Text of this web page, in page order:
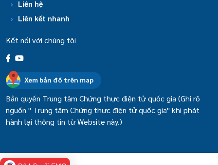
Liên hệ
Liên kết nhanh
Kết nối với chúng tôi
Xem bản đồ trên map
Bản quyền Trung tâm Chứng thực điện tử quốc gia (Ghi rõ
nguồn " Trung tâm Chứng thực điện tử quốc gia" khi phát
hành lại thông tin từ Website này.)